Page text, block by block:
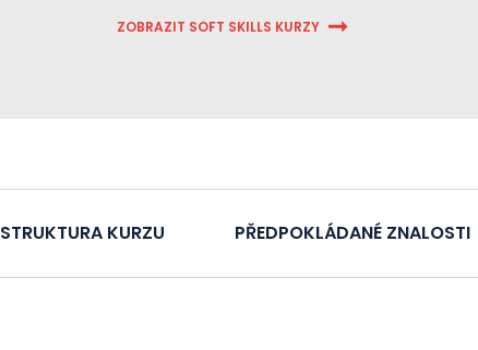
ZOBRAZIT SOFT SKILLS KURZY
STRUKTURA KURZU PŘEDPOKLÁDANÉ ZNALOSTI